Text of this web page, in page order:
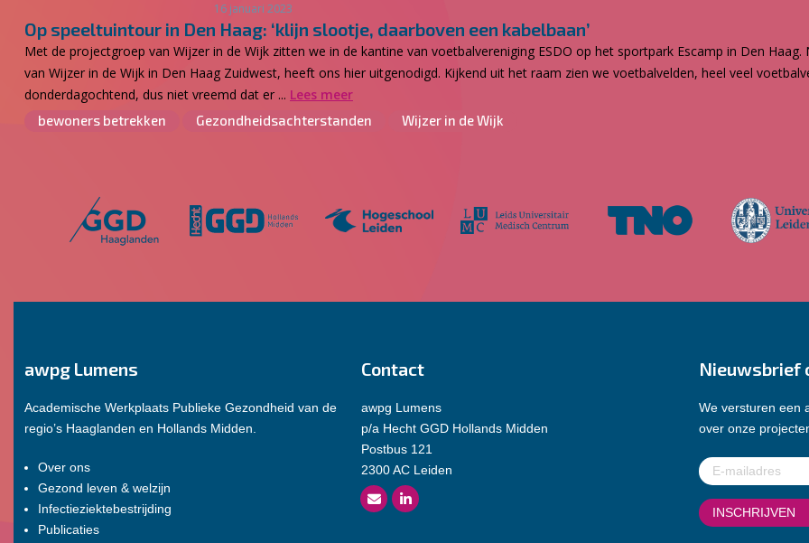
16 januari 2023
Op speeltuintour in Den Haag: ‘klijn slootje, daarboven een kabelbaan’
Met de projectgroep van Wijzer in de Wijk zitten we in de kantine van voetbalvereniging ESDO op het sportpark Escamp in Den
van Wijzer in de Wijk in Den Haag Zuidwest, heeft ons hier uitgenodigd. Kijkend uit het raam zien we voetbalvelden, heel veel
donderdagochtend, dus niet vreemd dat er ... Lees meer
bewoners betrekken Gezondheidsachterstanden Wijzer in de Wijk
awpg Lumens
Academische Werkplaats Publieke Gezondheid van de
regio’s Haaglanden en Hollands Midden.
Over ons
Gezond leven & welzijn
Infectieziektebestrijding
Publicaties
Contact
awpg Lumens
p/a Hecht GGD Hollands Midden
Postbus 121
2300 AC Leiden
Nieuwsbrief
We versturen een
over onze
E-
mailadres(Vereist)